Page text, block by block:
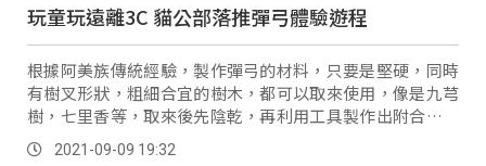
玩童玩遠離3C 貓公部落推彈弓體驗遊程
根據阿美族傳統經驗，製作彈弓的材料，只要是堅硬，同時
有樹叉形狀，粗細合宜的樹木，都可以取來使用，像是九芎
樹，七里香等，取來後先陰乾，再利用工具製作出附合自己
人體工學，然後神準的彈弓。
2021-09-09 19:32